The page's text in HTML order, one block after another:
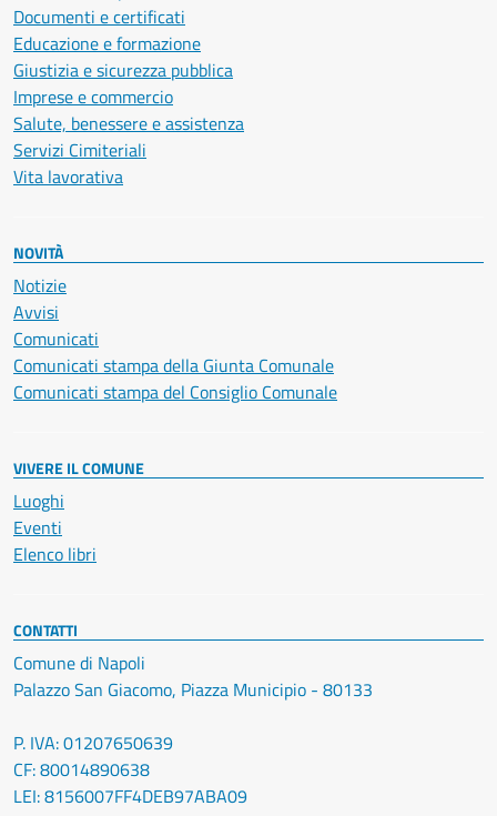
Documenti e certificati
Educazione e formazione
Giustizia e sicurezza pubblica
Imprese e commercio
Salute, benessere e assistenza
Servizi Cimiteriali
Vita lavorativa
NOVITÀ
Notizie
Avvisi
Comunicati
Comunicati stampa della Giunta Comunale
Comunicati stampa del Consiglio Comunale
VIVERE IL COMUNE
Luoghi
Eventi
Elenco libri
CONTATTI
Comune di Napoli
Palazzo San Giacomo, Piazza Municipio - 80133
P. IVA: 01207650639
CF: 80014890638
LEI: 8156007FF4DEB97ABA09